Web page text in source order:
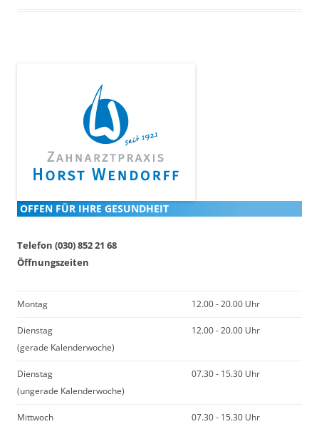
OFFEN FÜR IHRE GESUNDHEIT
Telefon (030) 852 21 68
Öffnungszeiten
Montag 12.00 - 20.00 Uhr
Dienstag
(gerade Kalenderwoche)
12.00 - 20.00 Uhr
Dienstag
(ungerade Kalenderwoche)
07.30 - 15.30 Uhr
Mittwoch
07.30 - 15.30 Uhr